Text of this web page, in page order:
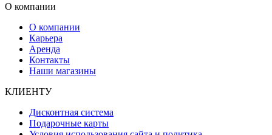
О компании
О компании
Карьера
Аренда
Контакты
Наши магазины
КЛИЕНТУ
Дисконтная система
Подарочные карты